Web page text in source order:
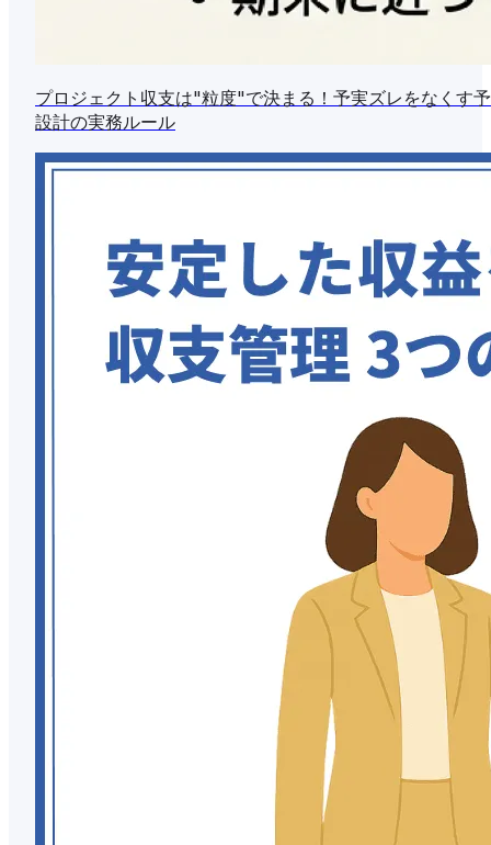
プロジェクト収支は"粒度"で決まる！予実ズレをなくす
設計の実務ルール